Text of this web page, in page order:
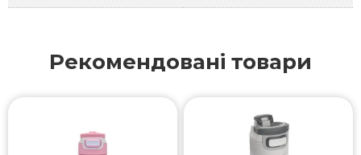
Рекомендовані товари